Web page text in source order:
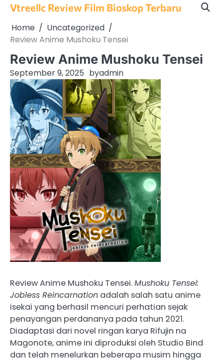
Skip
content
Vtreellc Review Film Bioskop Terbaru
Home
Uncategorized
Review Anime Mushoku Tensei
Review Anime Mushoku Tensei
September 9, 2025 byadmin
Review Anime Mushoku Tensei.Mushoku Tensei:
Jobless Reincarnation adalah salah satu anime
isekai yang berhasil mencuri perhatian sejak
penayangan perdananya pada tahun 2021.
Diadaptasi dari novel ringan karya Rifujin na
Magonote, anime ini diproduksi oleh Studio Bind
dan telah menelurkan beberapa musim hingga